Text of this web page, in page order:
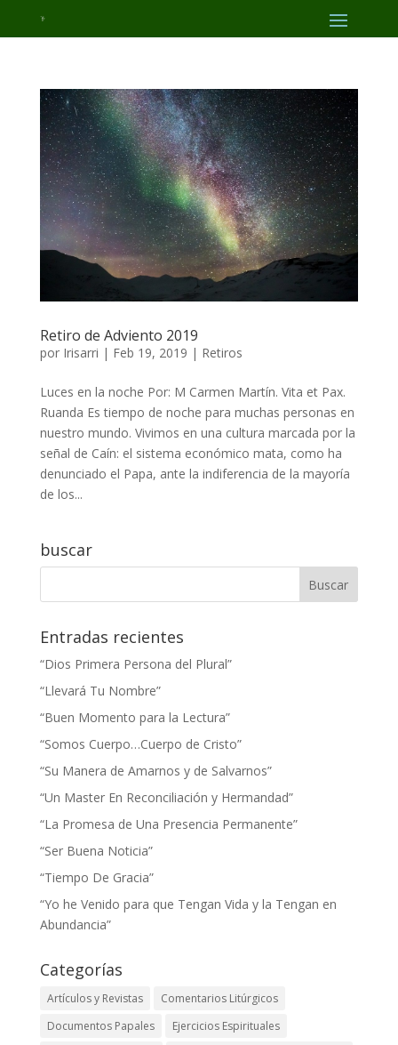
Retiro de Adviento 2019
por Irisarri | Feb 19, 2019 | Retiros
Luces en la noche Por: M Carmen Martín. Vita et Pax.
Ruanda Es tiempo de noche para muchas personas en
nuestro mundo. Vivimos en una cultura marcada por la
señal de Caín: el sistema económico mata, como ha
denunciado el Papa, ante la indiferencia de la mayoría
de los...
buscar
Entradas recientes
“Dios Primera Persona del Plural”
“Llevará Tu Nombre”
“Buen Momento para la Lectura”
“Somos Cuerpo…Cuerpo de Cristo”
“Su Manera de Amarnos y de Salvarnos”
“Un Master En Reconciliación y Hermandad”
“La Promesa de Una Presencia Permanente”
“Ser Buena Noticia”
“Tiempo De Gracia”
“Yo he Venido para que Tengan Vida y la Tengan en
Abundancia”
Categorías
Artículos y Revistas
Comentarios Litúrgicos
Documentos Papales
Ejercicios Espirituales